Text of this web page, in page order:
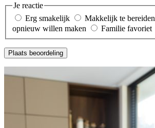
Je reactie
Erg smakelijk
Makkelijk te bereiden
opnieuw willen maken
Familie favoriet
Plaats beoordeling